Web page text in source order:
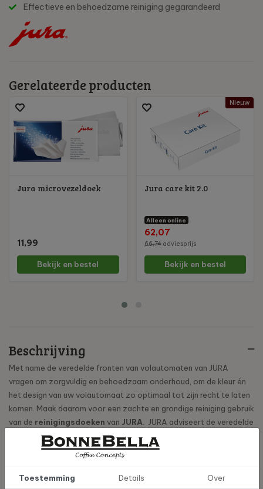
Effectieve en behoedzame reiniging gegarandeerd
Beschrijving
Met name de veredelde fronten van volautomaten van JURA
vragen om zorgvuldig en behoedzaam onderhoud, om de kleur én
het design van uw volautomaat zo optimaal tot zijn recht te laten
komen. Maak daarom voor een zachte en grondige reiniging gebruik
van de reinigingsdoeken van JURA. JURA adviseert de veredelde
onderdelen om de twee maanden met deze vochtige doek te
Gerelateerde producten
Jura microvezeldoek
11,99
Bekijk en bestel
Nieuw
Jura care kit 2.0
Alleen online
62,07
66,74adviesprijs
Bekijk en bestel
Toestemming Details Over